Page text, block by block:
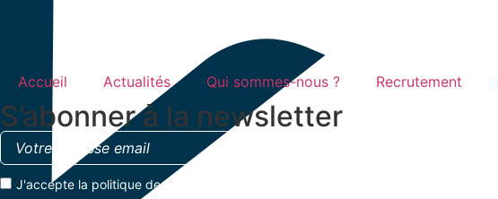
Accueil Actualités Qui sommes-nous ? Recrutement
S’abonner à la newsletter
J'accepte la politique de confidentialité